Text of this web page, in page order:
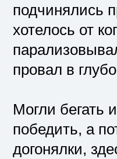
подчинялись
хотелось от
провал в
Могли бегать
победить, а
догонялки,